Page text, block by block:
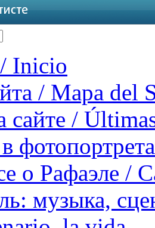
Inicio
/ Mapa del
сайте /
о Рафаэле /
музыка,